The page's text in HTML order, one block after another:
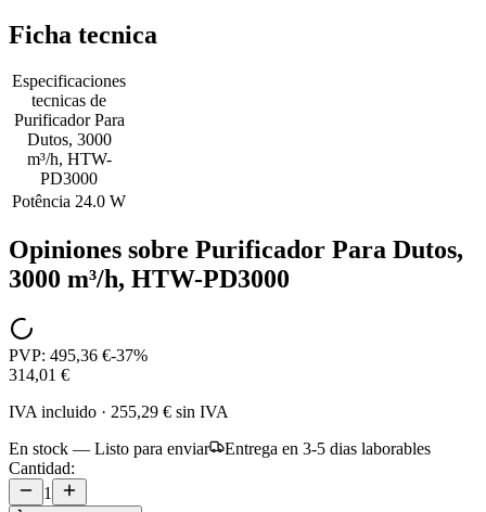
Ficha tecnica
Especificaciones
tecnicas de
Purificador Para
Dutos, 3000
m³/h, HTW-
PD3000
Potência 24.0 W
Opiniones sobre Purificador Para Dutos,
3000 m³/h, HTW-PD3000
PVP: 495,36 €-37%
314,01 €
IVA incluido · 255,29 € sin IVA
En stock — Listo para enviar
Entrega en 3-5 dias laborables
Cantidad:
1